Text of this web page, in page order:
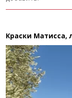
Краски Матисса,